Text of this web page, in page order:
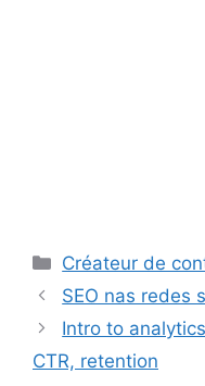
Catégories
Créateur de
SEO nas redes
Intro to
CTR, retention